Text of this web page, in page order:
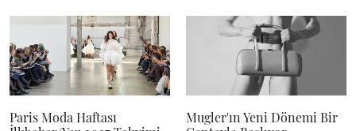
Paris Moda Haftası
Mugler'ın Yeni Dönemi Bir